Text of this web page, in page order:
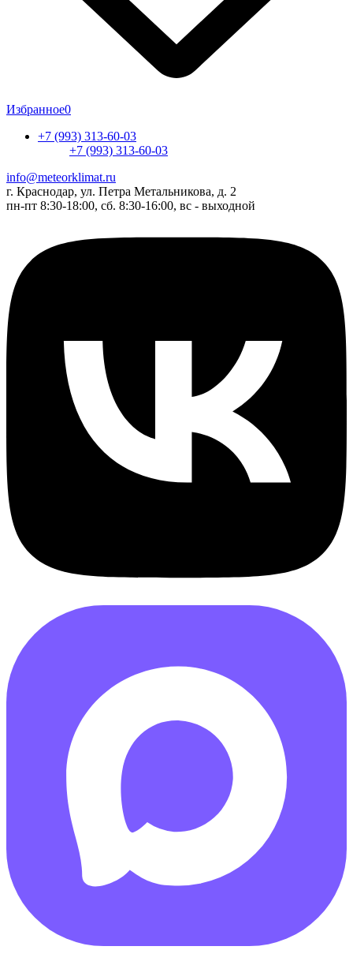
Избранное0
+7 (993) 313-60-03
+7 (993) 313-60-03
info@meteorklimat.ru
г. Краснодар, ул. Петра Метальникова, д. 2
пн-пт 8:30-18:00, сб. 8:30-16:00, вс - выходной